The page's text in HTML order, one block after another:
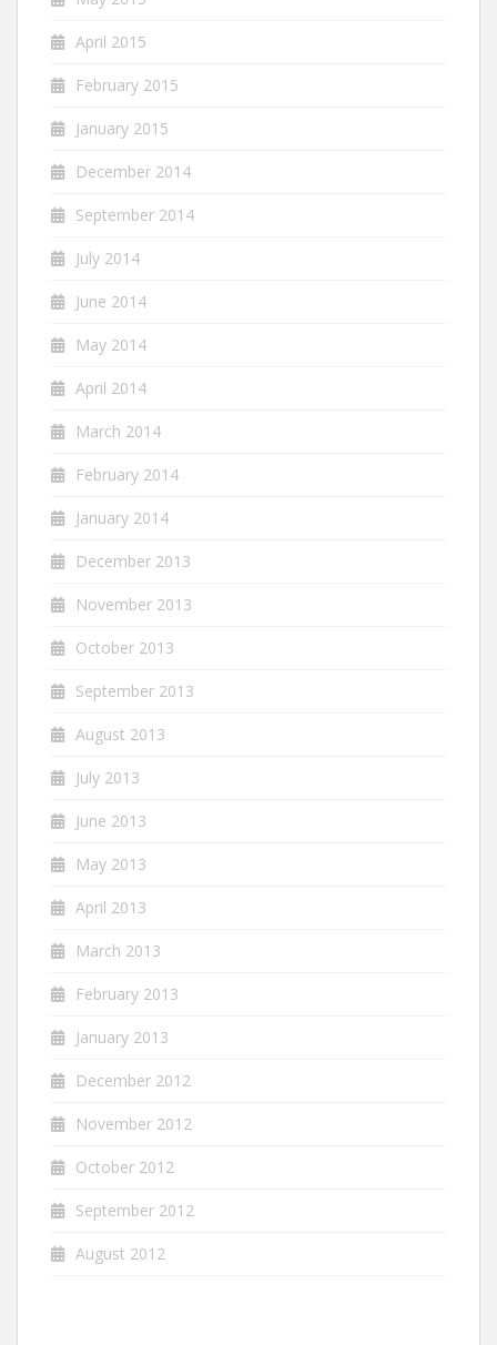
April 2015
February 2015
January 2015
December 2014
September 2014
July 2014
June 2014
May 2014
April 2014
March 2014
February 2014
January 2014
December 2013
November 2013
October 2013
September 2013
August 2013
July 2013
June 2013
May 2013
April 2013
March 2013
February 2013
January 2013
December 2012
November 2012
October 2012
September 2012
August 2012